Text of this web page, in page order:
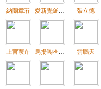
納蘭章珩 愛新覺羅毓嵂 張立德
上官葭卉 烏揚嘎哈日查蓋 雲鵬天